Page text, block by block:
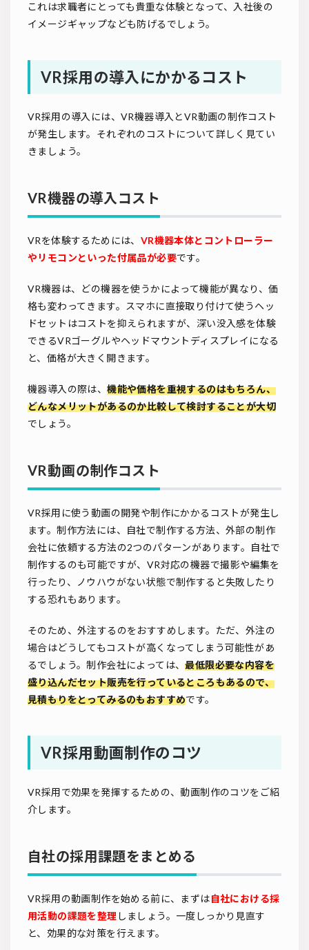
これは求職者にとっても貴重な体験となって、入社後の
イメージギャップなども防げるでしょう。
VR採用の導入にかかるコスト
VR採用の導入には、VR機器導入とVR動画の制作コスト
が発生します。それぞれのコストについて詳しく見てい
きましょう。
VR機器の導入コスト
VRを体験するためには、 VR機器本体とコントローラー
やリモコンといった付属品が必要です。
VR機器は、どの機器を使うかによって機能が異なり、価
格も変わってきます。スマホに直接取り付けて使うヘッ
ドセットはコストを抑えられますが、深い没入感を体験
できるVRゴーグルやヘッドマウントディスプレイになる
と、価格が大きく開きます。
機器導入の際は、機能や価格を重視するのはもちろん、
どんなメリットがあるのか比較して検討することが大切
でしょう。
VR動画の制作コスト
VR採用に使う動画の開発や制作にかかるコストが発生し
ます。制作方法には、自社で制作する方法、外部の制作
会社に依頼する方法の2つのパターンがあります。自社で
制作するのも可能ですが、VR対応の機器で撮影や編集を
行ったり、ノウハウがない状態で制作すると失敗したり
する恐れもあります。
そのため、外注するのをおすすめします。ただ、外注の
場合はどうしてもコストが高くなってしまう可能性があ
るでしょう。制作会社によっては、最低限必要な内容を
盛り込んだセット販売を行っているところもあるので、
見積もりをとってみるのもおすすめです。
VR採用動画制作のコツ
VR採用で効果を発揮するための、動画制作のコツをご紹
介します。
自社の採用課題をまとめる
VR採用の動画制作を始める前に、まずは自社における採
用活動の課題を整理 しましょう。一度しっかり見直す
と、効果的な対策を行えます。